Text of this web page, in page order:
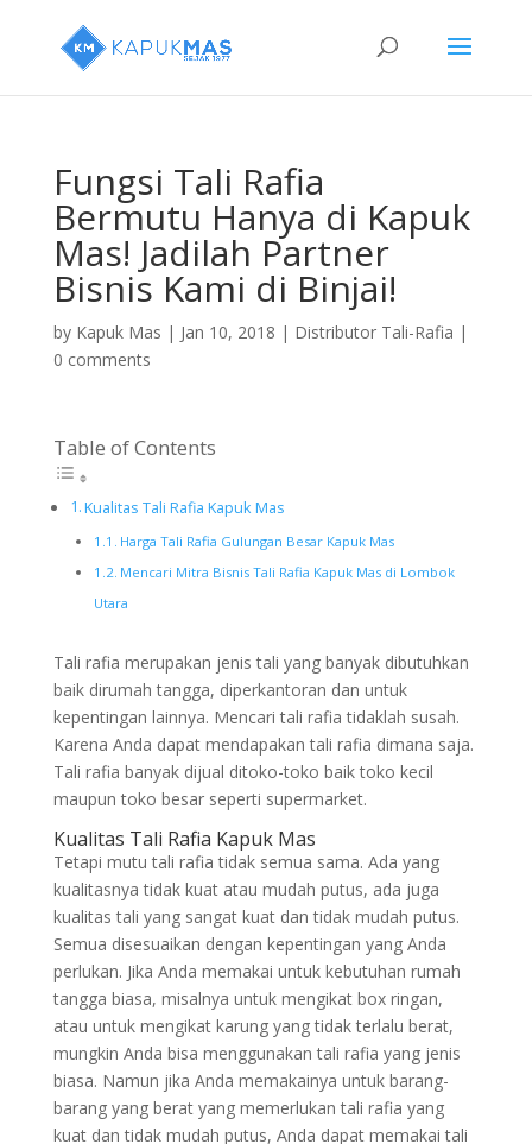
Fungsi Tali Rafia
Bermutu Hanya di Kapuk
Mas! Jadilah Partner
Bisnis Kami di Binjai!
by Kapuk Mas | Jan 10, 2018 | Distributor Tali-Rafia |
0 comments
Table of Contents
Kualitas Tali Rafia Kapuk Mas
Harga Tali Rafia Gulungan Besar Kapuk Mas
Mencari Mitra Bisnis Tali Rafia Kapuk Mas di Lombok
Utara
Tali rafia merupakan jenis tali yang banyak dibutuhkan
baik dirumah tangga, diperkantoran dan untuk
kepentingan lainnya. Mencari tali rafia tidaklah susah.
Karena Anda dapat mendapakan tali rafia dimana saja.
Tali rafia banyak dijual ditoko-toko baik toko kecil
maupun toko besar seperti supermarket.
Kualitas Tali Rafia Kapuk Mas
Tetapi mutu tali rafia tidak semua sama. Ada yang
kualitasnya tidak kuat atau mudah putus, ada juga
kualitas tali yang sangat kuat dan tidak mudah putus.
Semua disesuaikan dengan kepentingan yang Anda
perlukan. Jika Anda memakai untuk kebutuhan rumah
tangga biasa, misalnya untuk mengikat box ringan,
atau untuk mengikat karung yang tidak terlalu berat,
mungkin Anda bisa menggunakan tali rafia yang jenis
biasa. Namun jika Anda memakainya untuk barang-
barang yang berat yang memerlukan tali rafia yang
kuat dan tidak mudah putus, Anda dapat memakai tali